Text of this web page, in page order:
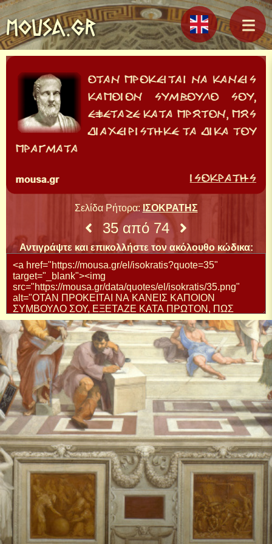
MOUSA.GR
Σελίδα Ρήτορα: ΙΣΟΚΡΑΤΗΣ
35 από 74
Αντιγράψτε και επικολλήστε τον ακόλουθο κώδικα: